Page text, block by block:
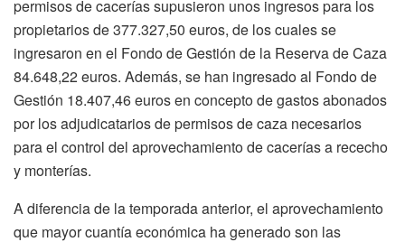
permisos de cacerías supusieron unos ingresos para los
propietarios de 377.327,50 euros, de los cuales se
ingresaron en el Fondo de Gestión de la Reserva de Caza
84.648,22 euros. Además, se han ingresado al Fondo de
Gestión 18.407,46 euros en concepto de gastos abonados
por los adjudicatarios de permisos de caza necesarios
para el control del aprovechamiento de cacerías a rececho
y monterías.
A diferencia de la temporada anterior, el aprovechamiento
que mayor cuantía económica ha generado son las